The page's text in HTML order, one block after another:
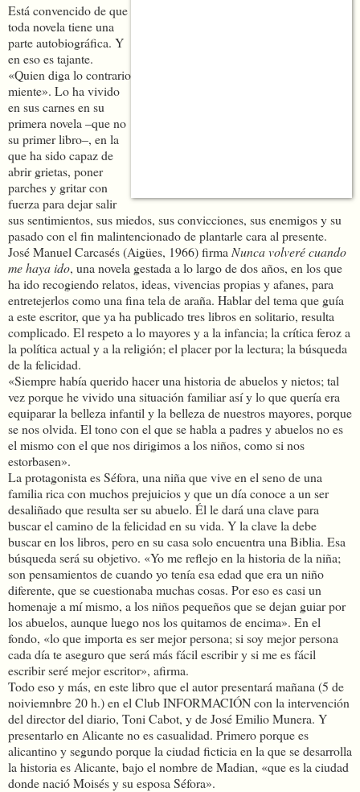
Está convencido de que
toda novela tiene una
parte autobiográfica. Y
en eso es tajante.
«Quien diga lo contrario
miente». Lo ha vivido
en sus carnes en su
primera novela –que no
su primer libro–, en la
que ha sido capaz de
abrir grietas, poner
parches y gritar con
fuerza para dejar salir
sus sentimientos, sus miedos, sus convicciones, sus enemigos y su
pasado con el fin malintencionado de plantarle cara al presente.
José Manuel Carcasés (Aigües, 1966) firma Nunca volveré cuando
me haya ido, una novela gestada a lo largo de dos años, en los que
ha ido recogiendo relatos, ideas, vivencias propias y afanes, para
entretejerlos como una fina tela de araña. Hablar del tema que guía
a este escritor, que ya ha publicado tres libros en solitario, resulta
complicado. El respeto a lo mayores y a la infancia; la crítica feroz a
la política actual y a la religión; el placer por la lectura; la búsqueda
de la felicidad.
«Siempre había querido hacer una historia de abuelos y nietos; tal
vez porque he vivido una situación familiar así y lo que quería era
equiparar la belleza infantil y la belleza de nuestros mayores, porque
se nos olvida. El tono con el que se habla a padres y abuelos no es
el mismo con el que nos dirigimos a los niños, como si nos
estorbasen».
La protagonista es Séfora, una niña que vive en el seno de una
familia rica con muchos prejuicios y que un día conoce a un ser
desaliñado que resulta ser su abuelo. Él le dará una clave para
buscar el camino de la felicidad en su vida. Y la clave la debe
buscar en los libros, pero en su casa solo encuentra una Biblia. Esa
búsqueda será su objetivo. «Yo me reflejo en la historia de la niña;
son pensamientos de cuando yo tenía esa edad que era un niño
diferente, que se cuestionaba muchas cosas. Por eso es casi un
homenaje a mí mismo, a los niños pequeños que se dejan guiar por
los abuelos, aunque luego nos los quitamos de encima». En el
fondo, «lo que importa es ser mejor persona; si soy mejor persona
cada día te aseguro que será más fácil escribir y si me es fácil
escribir seré mejor escritor», afirma.
Todo eso y más, en este libro que el autor presentará mañana (5 de
noiviemnbre 20 h.) en el Club INFORMACIÓN con la intervención
del director del diario, Toni Cabot, y de José Emilio Munera. Y
presentarlo en Alicante no es casualidad. Primero porque es
alicantino y segundo porque la ciudad ficticia en la que se desarrolla
la historia es Alicante, bajo el nombre de Madian, «que es la ciudad
donde nació Moisés y su esposa Séfora».